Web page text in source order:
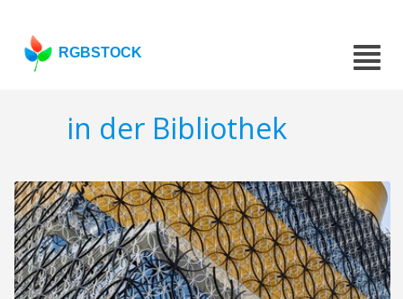
RGBSTOCK
in der Bibliothek